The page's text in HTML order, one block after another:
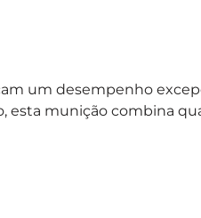
um desempenho
esta munição combina